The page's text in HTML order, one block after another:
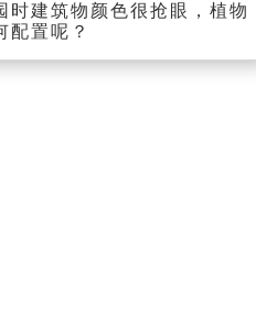
时建筑物颜色很抢眼，植物
配置呢？